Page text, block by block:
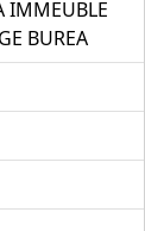
IMMEUBLE
BUREA